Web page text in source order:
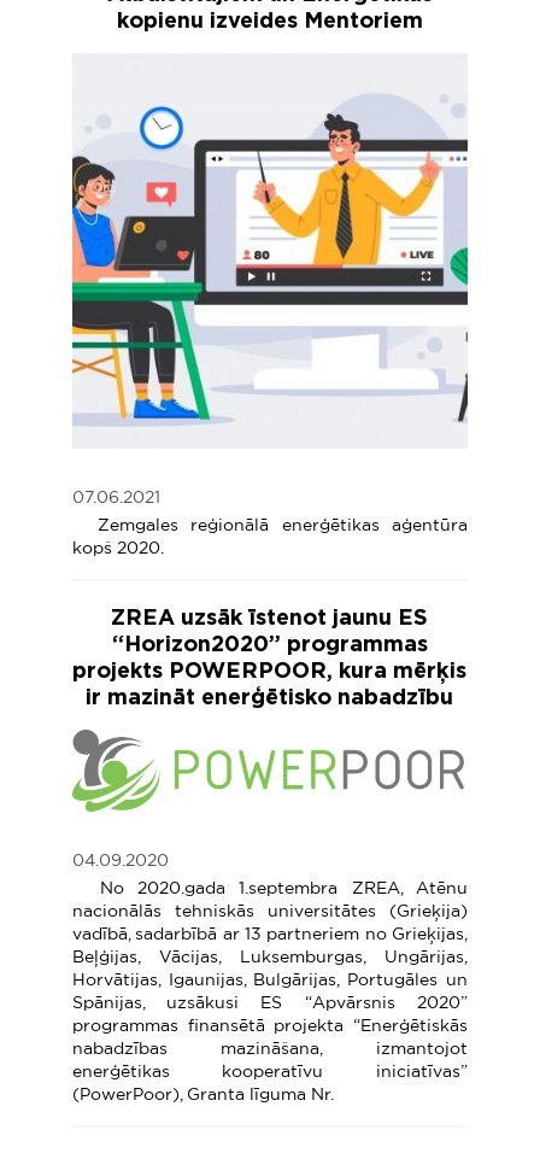
kopienu izveides Mentoriem
07.06.2021
Zemgales reģionālā enerģētikas aģentūra
kopš 2020.
ZREA uzsāk īstenot jaunu ES
“Horizon2020” programmas
projekts POWERPOOR, kura mērķis
ir mazināt enerģētisko nabadzību
04.09.2020
No 2020.gada 1.septembra ZREA, Atēnu
nacionālās tehniskās universitātes (Grieķija)
vadībā, sadarbībā ar 13 partneriem no Grieķijas,
Beļģijas, Vācijas, Luksemburgas, Ungārijas,
Horvātijas, Igaunijas, Bulgārijas, Portugāles un
Spānijas, uzsākusi ES “Apvārsnis 2020”
programmas finansētā projekta “Enerģētiskās
nabadzības mazināšana, izmantojot
enerģētikas kooperatīvu iniciatīvas”
(PowerPoor), Granta līguma Nr.